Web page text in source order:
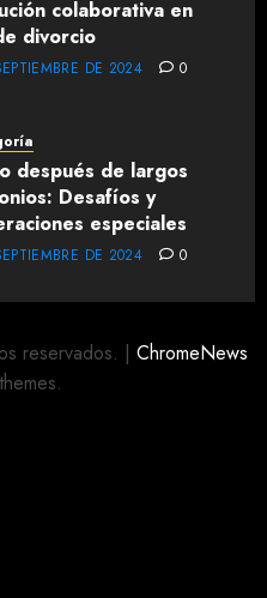
colaborativa en
divorcio
DE 2024 0
después de largos
Desafíos y
especiales
DE 2024 0
reservados. | ChromeNews